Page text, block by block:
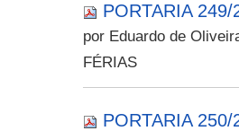
PORTARIA 249/
por Eduardo de
FÉRIAS
PORTARIA 250/